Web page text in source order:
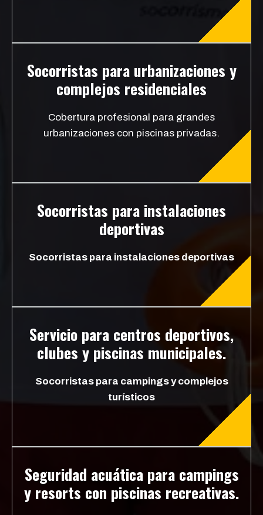
Socorristas para urbanizaciones y
complejos residenciales
Cobertura profesional para grandes
urbanizaciones con piscinas privadas.
Socorristas para instalaciones
deportivas
Socorristas para instalaciones deportivas
Servicio para centros deportivos,
clubes y piscinas municipales.
Socorristas para campings y complejos
turísticos
Seguridad acuática para campings
y resorts con piscinas recreativas.